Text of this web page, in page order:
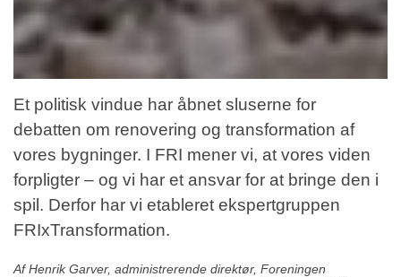
Et politisk vindue har åbnet sluserne for
debatten om renovering og transformation af
vores bygninger. I FRI mener vi, at vores viden
forpligter – og vi har et ansvar for at bringe den i
spil. Derfor har vi etableret ekspertgruppen
FRIxTransformation.
AfHenrik Garver, administrerende direktør, Foreningen